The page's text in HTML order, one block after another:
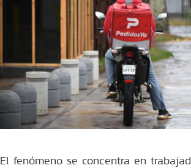
El fenómeno se concentra en